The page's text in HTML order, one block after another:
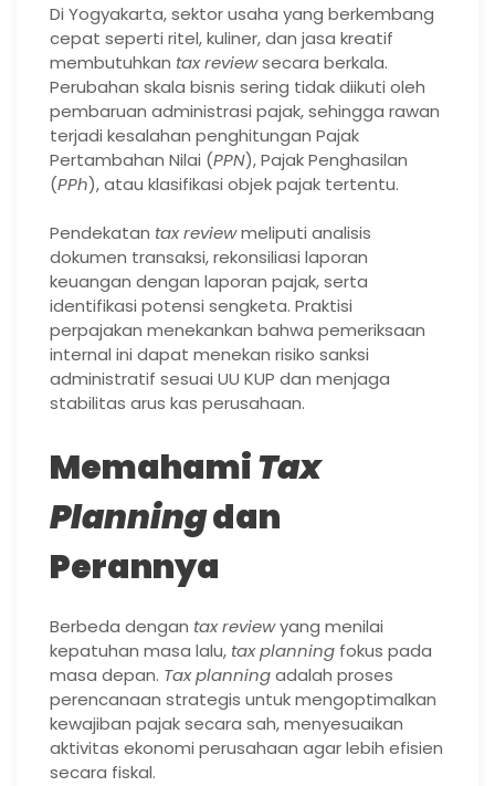
Di Yogyakarta, sektor usaha yang berkembang
cepat seperti ritel, kuliner, dan jasa kreatif
membutuhkan tax reviewsecara berkala.
Perubahan skala bisnis sering tidak diikuti oleh
pembaruan administrasi pajak, sehingga rawan
terjadi kesalahan penghitungan Pajak
Pertambahan Nilai (PPN), Pajak Penghasilan
(PPh), atau klasifikasi objek pajak tertentu.
Pendekatan tax reviewmeliputi analisis
dokumen transaksi, rekonsiliasi laporan
keuangan dengan laporan pajak, serta
identifikasi potensi sengketa. Praktisi
perpajakan menekankan bahwa pemeriksaan
internal ini dapat menekan risiko sanksi
administratif sesuai UU KUP dan menjaga
stabilitas arus kas perusahaan.
MemahamiTax
Planningdan
Perannya
Berbeda dengan tax reviewyang menilai
kepatuhan masa lalu, tax planning fokus pada
masa depan. Tax planningadalah proses
perencanaan strategis untuk mengoptimalkan
kewajiban pajak secara sah, menyesuaikan
aktivitas ekonomi perusahaan agar lebih efisien
secara fiskal.